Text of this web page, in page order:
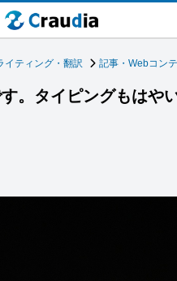
イティング・翻訳 記事・Webコン
。タイピングもはや